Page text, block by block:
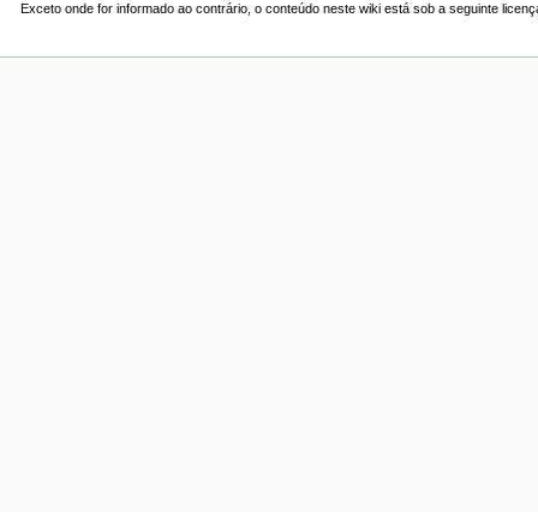
Exceto onde for informado ao contrário, o conteúdo neste wiki está sob a seguinte